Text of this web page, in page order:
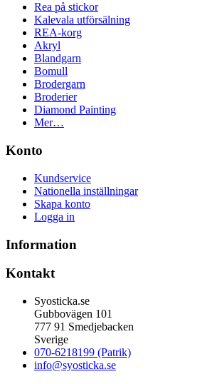
Rea på stickor
Kalevala utförsälning
REA-korg
Akryl
Blandgarn
Bomull
Brodergarn
Broderier
Diamond Painting
Mer…
Konto
Kundservice
Nationella inställningar
Skapa konto
Logga in
Information
Kontakt
Syosticka.se
Gubbovägen 101
777 91 Smedjebacken
Sverige
070-6218199 (Patrik)
info@syosticka.se